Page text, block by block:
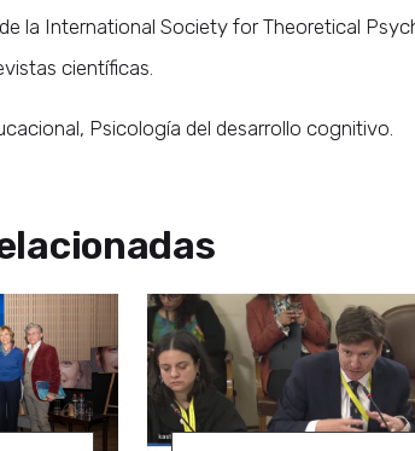
la International Society for Theoretical
científicas.
Psicología del desarrollo cognitivo.